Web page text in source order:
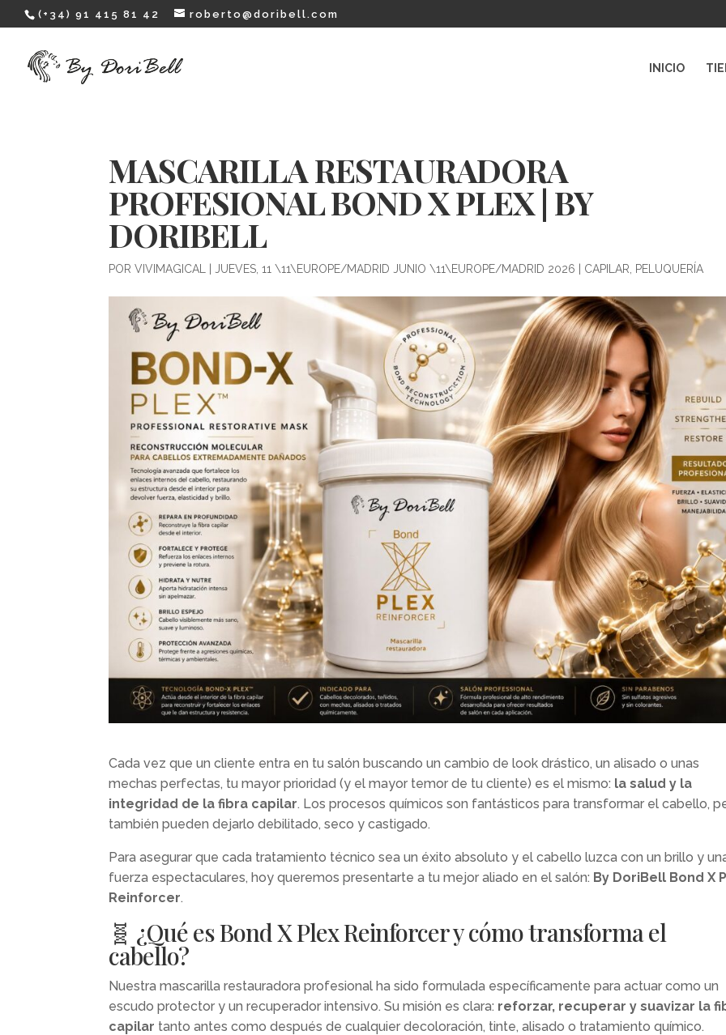
(+34) 91 415 81 42 roberto@doribell.com
INICIO
MASCARILLA RESTAURADORA
PROFESIONAL BOND X PLEX | BY
DORIBELL
PORVIVIMAGICAL JUEVES, 11 \11\EUROPE/MADRID JUNIO \11\EUROPE/MADRID 2026 CAPILAR PELUQUERÍA
Cada vez que un cliente entra en tu salón buscando un cambio de look drástico, un alisado o unas
mechas perfectas, tu mayor prioridad (y el mayor temor de tu cliente) es el mismo: la salud y la
integridad de la fibra capilar. Los procesos químicos son fantásticos para transformar el cabello,
también pueden dejarlo debilitado, seco y castigado.
Para asegurar que cada tratamiento técnico sea un éxito absoluto y el cabello luzca con un brillo y
fuerza espectaculares, hoy queremos presentarte a tu mejor aliado en el salón: By DoriBell Bond X
Reinforcer.
🧬 ¿Qué es Bond X Plex Reinforcer y cómo transforma el
cabello?
Nuestra mascarilla restauradora profesional ha sido formulada específicamente para actuar como un
escudo protector y un recuperador intensivo. Su misión es clara: reforzar, recuperar y suavizar la
capilar tanto antes como después de cualquier decoloración, tinte, alisado o tratamiento químico.